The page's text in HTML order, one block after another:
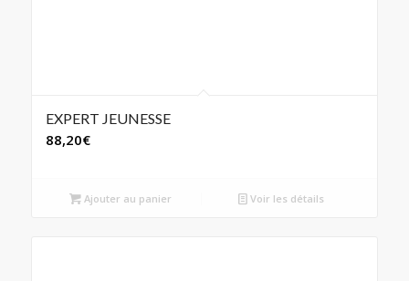
EXPERT JEUNESSE
88,20€
Ajouter au panier Voir les détails